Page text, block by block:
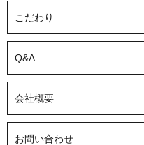
こだわり
Q&A
会社概要
お問い合わせ